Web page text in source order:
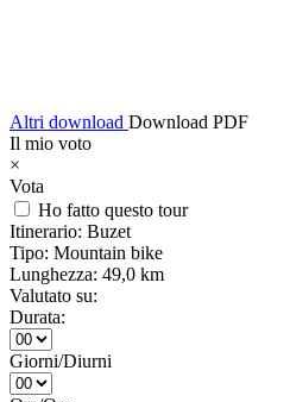
Altri download Download PDF
Il mio voto
×
Vota
Ho fatto questo tour
Itinerario: Buzet
Tipo: Mountain bike
Lunghezza: 49,0 km
Valutato su:
Durata:
Giorni/Diurni